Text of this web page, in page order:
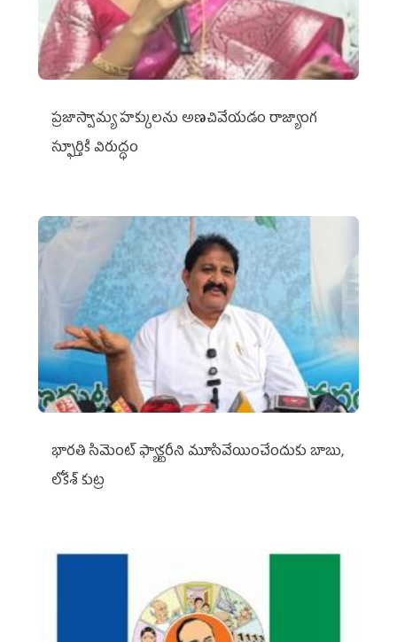
ప్రజాస్వామ్య హక్కులను అణచివేయడం రాజ్యాంగ
స్ఫూర్తికి విరుద్ధం
భారతి సిమెంట్ ఫ్యాక్టరీని మూసివేయించేందుకు బాబు,
లోకేశ్ కుట్ర